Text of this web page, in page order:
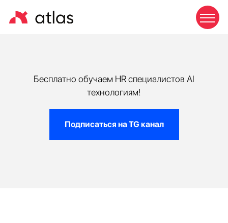
Бесплатно обучаем HR специалистов AI
технологиям!
Подписаться на TG канал